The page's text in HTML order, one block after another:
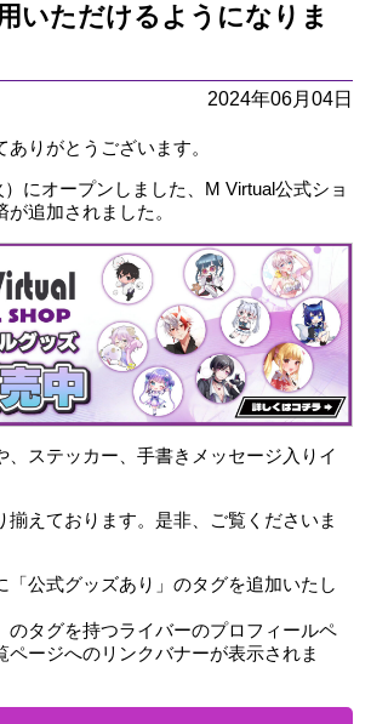
いただけるようになりま
2024年06月04日
りがとうございます。
にオープンしました、M Virtual公式ショ
追加されました。
、ステッカー、手書きメッセージ入りイ
揃えております。是非、ご覧くださいま
「公式グッズあり」のタグを追加いたし
のタグを持つライバーのプロフィールペ
ページへのリンクバナーが表示されま